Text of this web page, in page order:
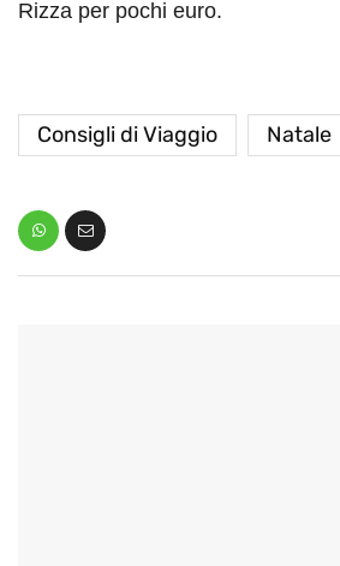
Rizza per pochi euro.
Consigli di Viaggio Natale